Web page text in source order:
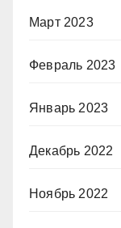
Март 2023
Февраль 2023
Январь 2023
Декабрь 2022
Ноябрь 2022